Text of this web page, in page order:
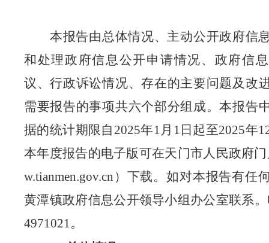
本报告由总体情况、主动公开政府信
和处理政府信息公开申请情况、政府信
议、行政诉讼情况、存在的主要问题及改
需要报告的事项共六个部分组成。本报告
据的统计期限自 2025年1月1日起至2025年
本年度报告的电子版可在天门市人民政府
w.tianmen.gov.cn）下载。如对本报告有任
黄潭镇政府信息公开领导小组办公室联系
4971021。